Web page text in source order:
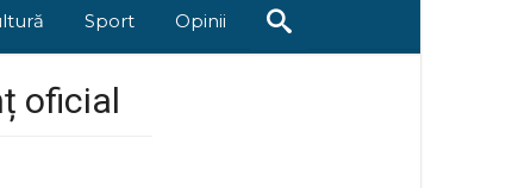
Sport Opinii
oficial